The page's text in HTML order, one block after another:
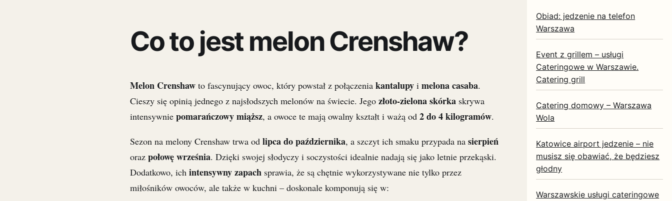
Co to jest melon Crenshaw?
Melon Crenshawto fascynujący owoc, który powstał z połączenia kantalupyi melona casaba.
Cieszy się opinią jednego z najsłodszych melonów na świecie. Jego złoto-zielona skórkaskrywa
intensywnie pomarańczowy miąższ, a owoce te mają owalny kształt i ważą od 2 do 4 kilogramów.
Sezon na melony Crenshaw trwa od lipca do października, a szczyt ich smaku przypada na sierpień
oraz połowę września. Dzięki swojej słodyczy i soczystości idealnie nadają się jako letnie przekąski.
Dodatkowo, ich intensywny zapach sprawia, że są chętnie wykorzystywane nie tylko przez
miłośników owoców, ale także w kuchni – doskonale komponują się w:
Obiad: jedzenie na telefon
Warszawa
Event z grillem – usługi
Cateringowe w Warszawie.
Catering grill
Catering domowy – Warszawa
Wola
Katowice airport jedzenie – nie
musisz się obawiać, że będziesz
głodny
Warszawskie usługi cateringowe